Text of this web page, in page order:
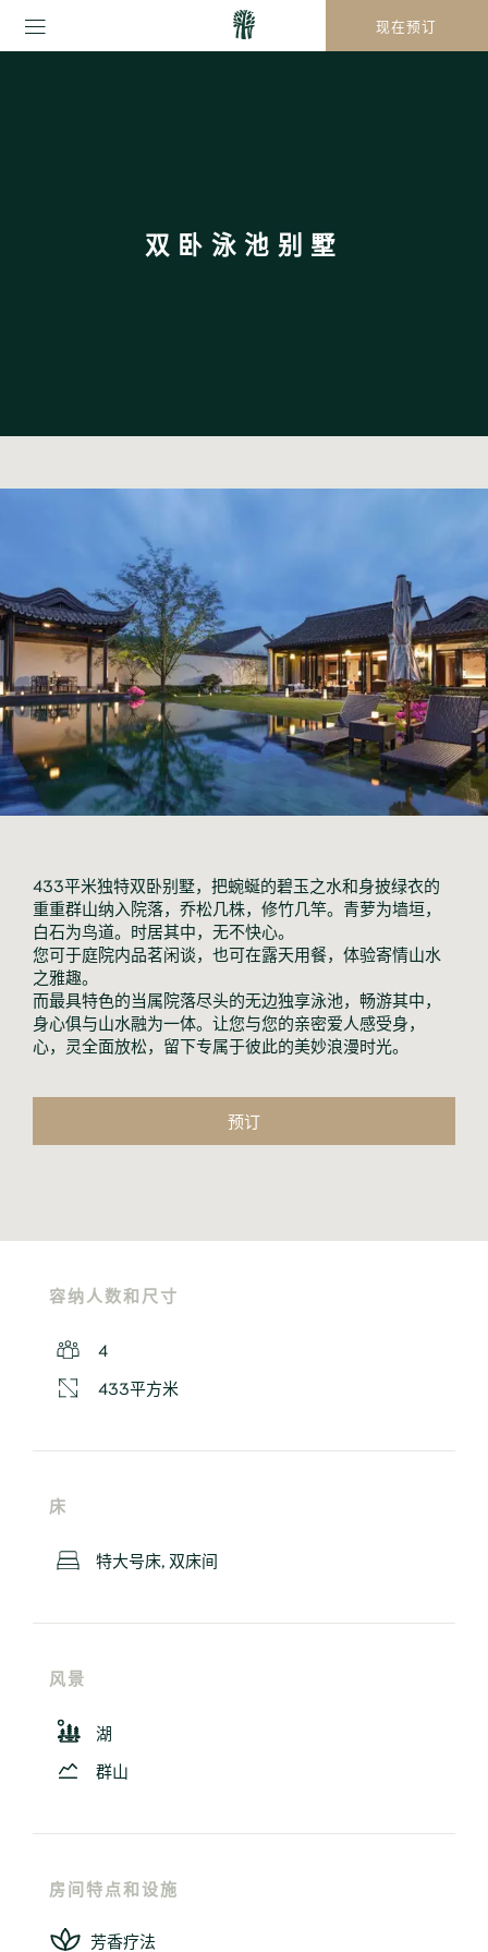
现在预订
双卧泳池别墅
433平米独特双卧别墅，把蜿蜒的碧玉之水和身披绿衣的
重重群山纳入院落，乔松几株，修竹几竿。青萝为墙垣，
白石为鸟道。时居其中，无不快心。
您可于庭院内品茗闲谈，也可在露天用餐，体验寄情山水
之雅趣。
而最具特色的当属院落尽头的无边独享泳池，畅游其中，
身心俱与山水融为一体。让您与您的亲密爱人感受身，
心，灵全面放松，留下专属于彼此的美妙浪漫时光。
预订
容纳人数和尺寸
4
433平方米
床
特大号床, 双床间
风景
湖
群山
房间特点和设施
芳香疗法